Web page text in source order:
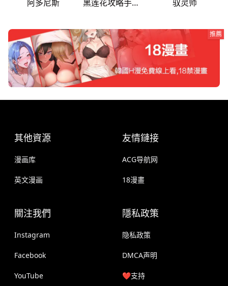
阿多尼斯 黑莲花攻略手册[穿书] 驭灵师
推薦
其他資源
漫画库
英文漫画
友情鏈接
ACG导航网
18漫畫
關注我們
Instagram
Facebook
YouTube
隱私政策
隐私政策
DMCA声明
❤️支持